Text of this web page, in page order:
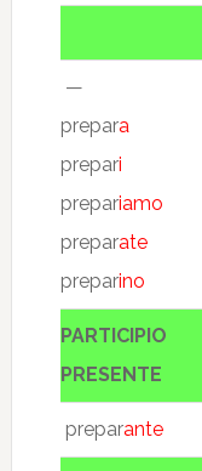
—
prepara
prepari
prepariamo
preparate
preparino
PARTICIPIO
PRESENTE
preparante